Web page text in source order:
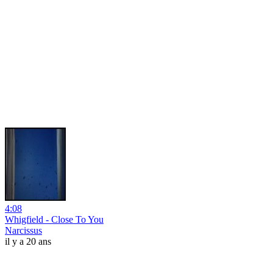
4:08
Whigfield - Close To You
Narcissus
il y a 20 ans